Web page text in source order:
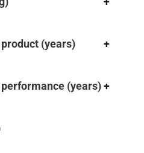
(years) +
(years) +